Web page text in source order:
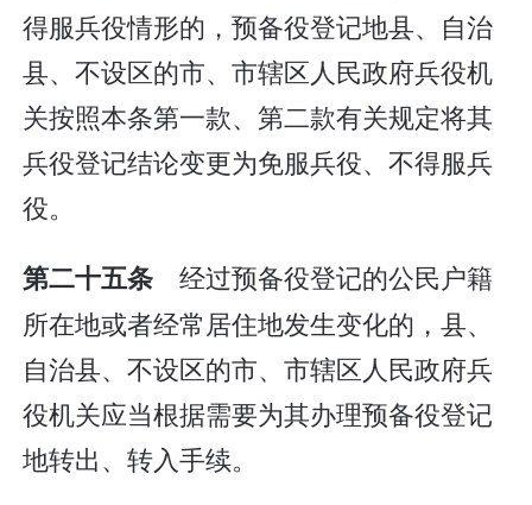
得服兵役情形的，预备役登记地县、自治
县、不设区的市、市辖区人民政府兵役机
关按照本条第一款、第二款有关规定将其
兵役登记结论变更为免服兵役、不得服兵
役。
第二十五条经过预备役登记的公民户籍
所在地或者经常居住地发生变化的，县、
自治县、不设区的市、市辖区人民政府兵
役机关应当根据需要为其办理预备役登记
地转出、转入手续。